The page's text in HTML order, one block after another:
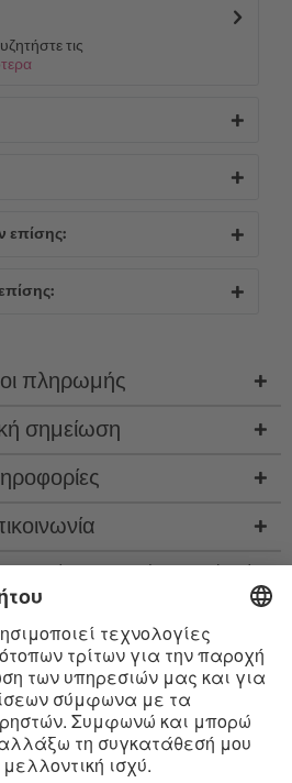
τις
επίσης:
πληρωμής
σημείωση
κάτι διαφορετικό
τέτοιων σημάτων από την Satisfyer GmbH
παραχώρησης σχετικής άδειας.
το Apple Watch είναι εμπορικά σήματα της
λογότυπο του Google Play είναι εμπορικά
της Google LLC.